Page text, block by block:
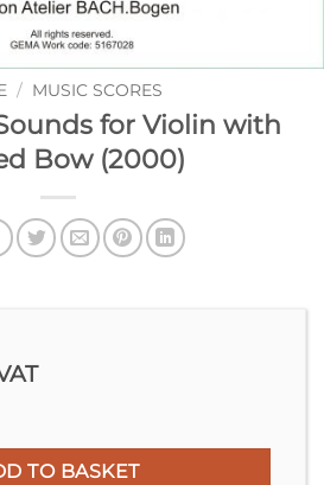
/ MUSIC SCORES
for Violin with
Bow (2000)
for Violin with Curved Bow (2000)
TO BASKET